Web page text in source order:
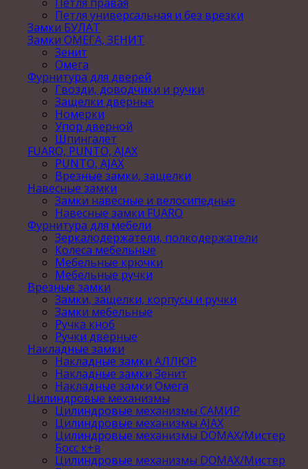
Петля универсальная и без врезки
Замки БУЛАТ
Замки ОМЕГА, ЗЕНИТ
Зенит
Омега
Фурнитура для дверей
Гвозди, доводчики и ручки
Защелки дверные
Номерки
Упор дверной
Шпингалет
FUARO, PUNTO, AJAX
PUNTO, AJAX
Врезные замки, защелки
Навесные замки
Замки навесные и велосипедные
Навесные замки FUARO
Фурнитура для мебели
Зеркалодержатели, полкодержатели
Колеса мебельные
Мебельные крючки
Мебельные ручки
Врезные замки
Замки, защелки, корпусы и ручки
Замки мебельные
Ручка кноб
Ручки дверные
Накладные замки
Накладные замки АЛЛЮР
Накладные замки Зенит
Накладные замки Омега
Цилиндровые механизмы
Цилиндровые механизмы САМИР
Цилиндровые механизмы AJAX
Цилиндровые механизмы DOMAX/Мистер
Босс к+в
Цилиндровые механизмы DOMAX/Мистер